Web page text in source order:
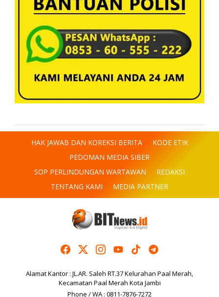
HAK JAWAB DAN KOREKSI BERITA
KODE ETIK
PEDOMAN MEDIA SIBER
SOP PERLINDUNGAN WARTAWAN
REDAKSI
TENTANG KAMI
MEDIA PARTNER
Alamat Kantor : JL.AR. Saleh RT.37 Kelurahan Paal Merah,
Kecamatan Paal Merah Kota Jambi
Phone / WA : 0811-7876-7272